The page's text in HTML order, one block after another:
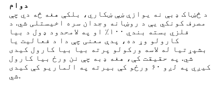
دوام
د څښاک ډبې نه یوازې ښې ښکاري، بلکې هغه څه دي چې
مصرف کونکي یې د روښانه وجدان سره اخیستلی شي. د
فلزي بسته بندي ۱۰۰٪ او په لامحدود ډول د بیا
کارولو وړ ده، پدې معنی چې دا د فعالیت یا
بشپړتیا له لاسه ورکولو پرته بیا بیا کارول کیدی
شي. په حقیقت کې، هغه ډبه چې نن ورځ بیا کارول
کیږي په لږو ۶۰ ورځو کې بیرته په الماریو کې کیدی
شي.